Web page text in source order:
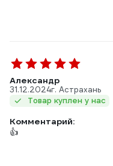
Александр
31.12.2024г. Астрахань
Товар куплен у нас
Комментарий:
👍